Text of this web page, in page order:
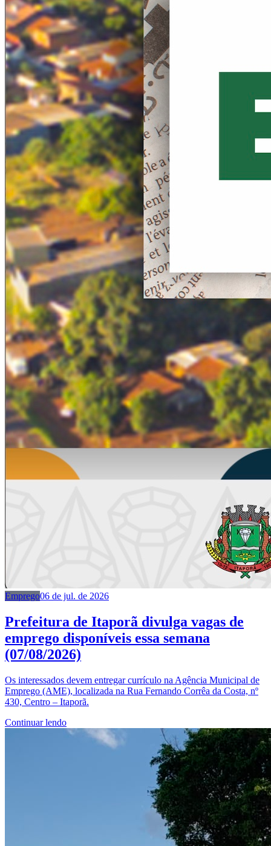
Emprego06 de jul. de 2026
Prefeitura de Itaporã divulga vagas de
emprego disponíveis essa semana
(07/08/2026)
Os interessados devem entregar currículo na Agência Municipal de
Emprego (AME), localizada na Rua Fernando Corrêa da Costa, nº
430, Centro – Itaporã.
Continuar lendo